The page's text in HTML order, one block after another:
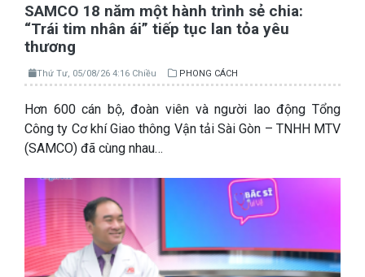
SAMCO 18 năm một hành trình sẻ chia:
“Trái tim nhân ái” tiếp tục lan tỏa yêu
thương
Thứ Tư, 05/08/26 4:16 Chiều PHONG CÁCH
Hơn 600 cán bộ, đoàn viên và người lao động Tổng
Công ty Cơ khí Giao thông Vận tải Sài Gòn – TNHH MTV
(SAMCO) đã cùng nhau…